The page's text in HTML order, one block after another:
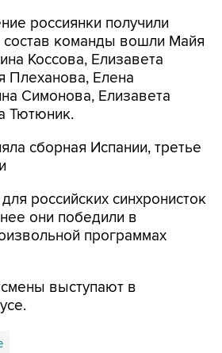
россиянки получили
состав команды вошли Майя
Коссова, Елизавета
Плеханова, Елена
Симонова, Елизавета
Тютюник.
сборная Испании, третье
российских синхронисток
они победили в
программах
выступают в